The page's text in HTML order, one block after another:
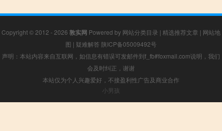
Copyright © 2012 - 2026 敦实网 Powered by 网站分类目录 | 精选推荐文章 | 网站地
图 | 疑难解答 陕ICP备05009492号
声明：本站内容来自互联网，如信息有错误可发邮件到f_fb#foxmail.com说明，我们
会及时纠正，谢谢
本站仅为个人兴趣爱好，不接盈利性广告及商业合作
小男孩